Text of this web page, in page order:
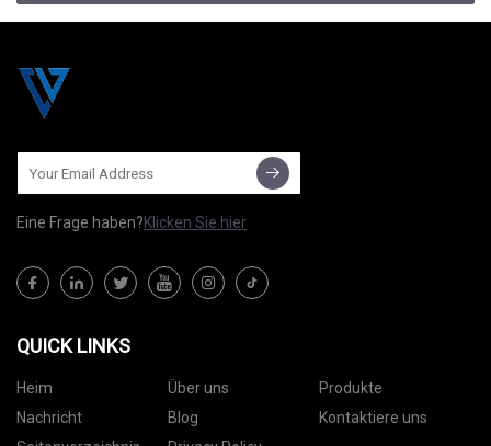
Eine Frage haben?Klicken Sie hier
QUICK LINKS
Heim Über uns
Produkte
Nachricht
Blog
Kontaktiere uns